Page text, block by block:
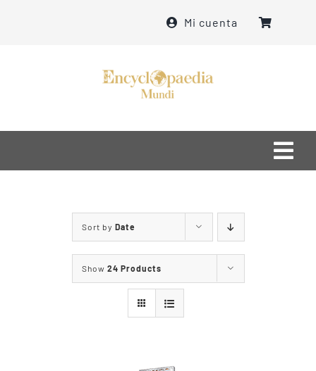
Mi cuenta
մեր մասին
ինչ ենք անում
Sort by Date
Show 24 Products